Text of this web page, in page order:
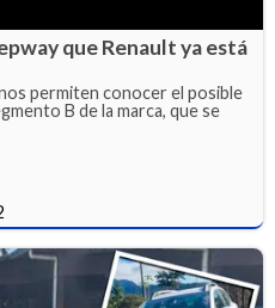
que Renault ya está
permiten conocer el posible
B de la marca, que se